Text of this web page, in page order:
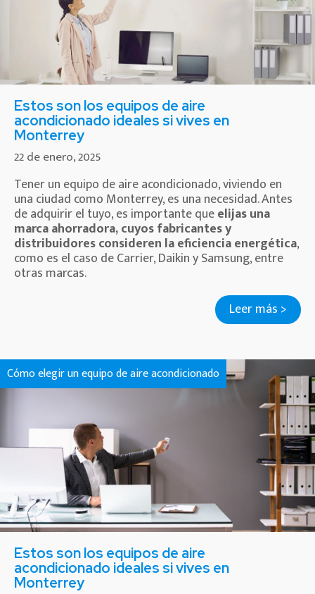
Estos son los equipos de aire
acondicionado ideales si vives en
Monterrey
22 de enero, 2025
Tener un equipo de aire acondicionado, viviendo en
una ciudad como Monterrey, es una necesidad. Antes
de adquirir el tuyo, es importante queelijas una
marca ahorradora, cuyos fabricantes y
distribuidores consideren la eficiencia energética,
como es el caso de Carrier, Daikin y Samsung, entre
otras marcas.
Leer más >
Cómo elegir un equipo de aire acondicionado
Estos son los equipos de aire
acondicionado ideales si vives en
Monterrey